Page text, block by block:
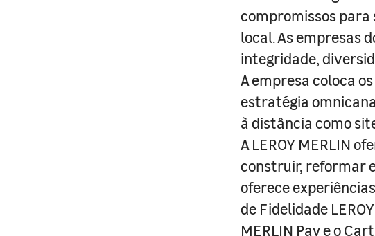
compromissos
local. As empresas
integridade,
A empresa coloca
estratégia
à distância como
A LEROY MERLIN
construir, reformar
oferece
de Fidelidade
MERLIN Pay e o